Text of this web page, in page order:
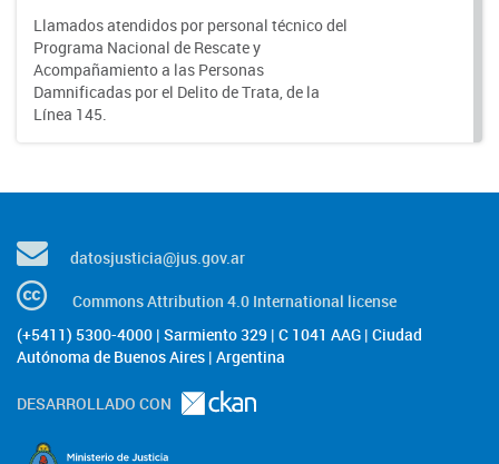
Llamados atendidos por personal técnico del
Programa Nacional de Rescate y
Acompañamiento a las Personas
Damnificadas por el Delito de Trata, de la
Línea 145.
datosjusticia@jus.gov.ar
Commons Attribution 4.0 International license
(+5411) 5300-4000 | Sarmiento 329 | C 1041 AAG | Ciudad
Autónoma de Buenos Aires | Argentina
DESARROLLADO CON